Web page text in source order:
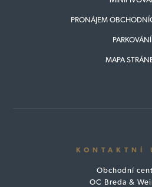
PRONÁJEM
PARKOVÁNÍ
MAPA
KONTAKTNÍ
Obchodní
OC Breda &